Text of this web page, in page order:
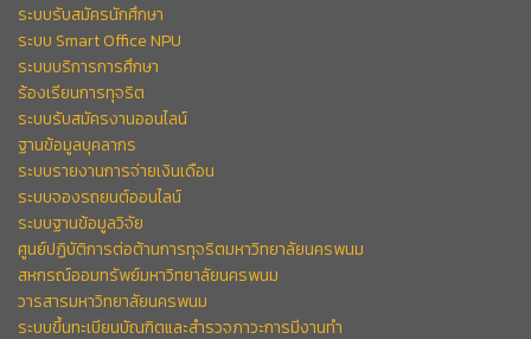
ระบบรับสมัครนักศึกษา
ระบบ Smart Office NPU
ระบบบริการการศึกษา
ร้องเรียนการทุจริต
ระบบรับสมัครงานออนไลน์
ฐานข้อมูลบุคลากร
ระบบรายงานการจ่ายเงินเดือน
ระบบจองรถยนต์ออนไลน์
ระบบฐานข้อมูลวิจัย
ศูนย์ปฏิบัติการต่อต้านการทุจริตมหาวิทยาลัยนครพนม
สหกรณ์ออมทรัพย์มหาวิทยาลัยนครพนม
วารสารมหาวิทยาลัยนครพนม
ระบบขึ้นทะเบียนบัณฑิตและสำรวจภาวะการมีงานทำ